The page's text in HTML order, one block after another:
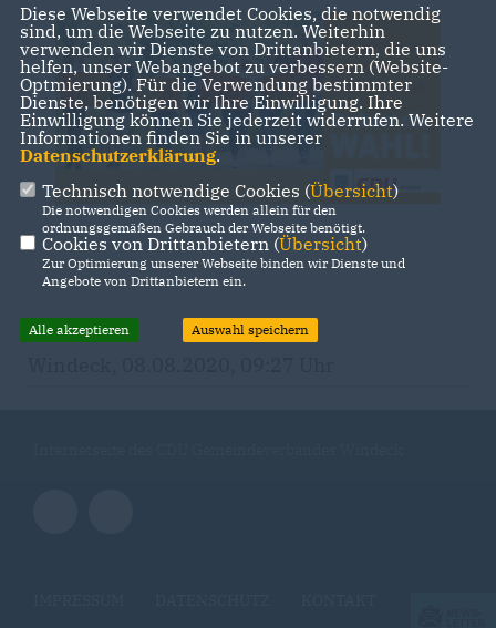
Diese Webseite verwendet Cookies, die notwendig
sind, um die Webseite zu nutzen. Weiterhin
verwenden wir Dienste von Drittanbietern, die uns
helfen, unser Webangebot zu verbessern (Website-
Optmierung). Für die Verwendung bestimmter
Dienste, benötigen wir Ihre Einwilligung. Ihre
Einwilligung können Sie jederzeit widerrufen. Weitere
Informationen finden Sie in unserer
Datenschutzerklärung.
Technisch notwendige Cookies (Übersicht)
Die notwendigen Cookies werden allein für den
ordnungsgemäßen Gebrauch der Webseite benötigt.
Cookies von Drittanbietern (Übersicht)
Zur Optimierung unserer Webseite binden wir Dienste und
Angebote von Drittanbietern ein.
Alle akzeptieren Auswahl speichern